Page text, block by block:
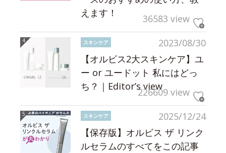
えます！
36583 view
2023/08/30
スキンケア
【オルビス2大スキンケア】ユ
ー or ユードット 私にはどっ
ち？｜Editor’s view226609 view
2025/12/24
スキンケア
【保存版】オルビス ザ リンク
ルセラムのすべてをこの記事